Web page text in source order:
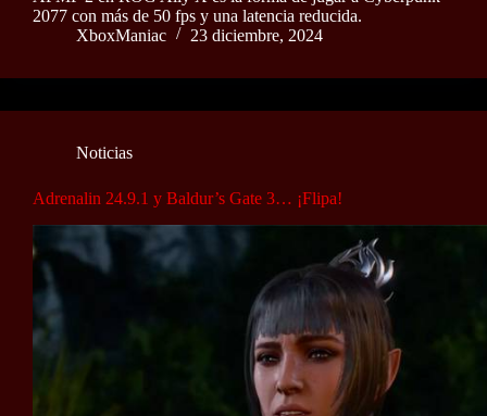
2077 con más de 50 fps y una latencia reducida.
XboxManiac
23 diciembre, 2024
Noticias
Adrenalin 24.9.1 y Baldur’s Gate 3… ¡Flipa!